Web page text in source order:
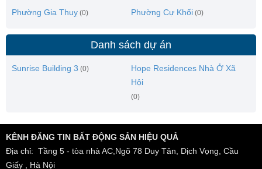
Phường Gia Thuỵ (0) Phường Cự Khối (0)
Danh sách dự án
Sunrise Building 3 (0)
Hope Residences Nhà Ở Xã
Hội
(0)
KÊNH ĐĂNG TIN BẤT ĐỘNG SẢN HIỆU QUẢ
Địa chỉ: Tầng 5 - tòa nhà AC,Ngõ 78 Duy Tân, Dịch Vọng, Cầu
Giấy , Hà Nội